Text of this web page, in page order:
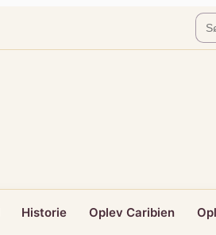
Historie Oplev Caribien